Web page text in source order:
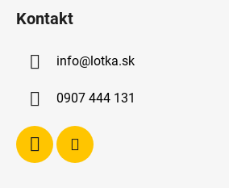
Kontakt
info@lotka.sk
0907 444 131